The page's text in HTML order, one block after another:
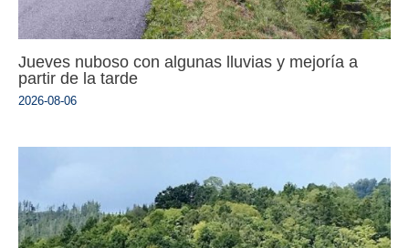
Jueves nuboso con algunas lluvias y mejoría a
partir de la tarde
2026-08-06